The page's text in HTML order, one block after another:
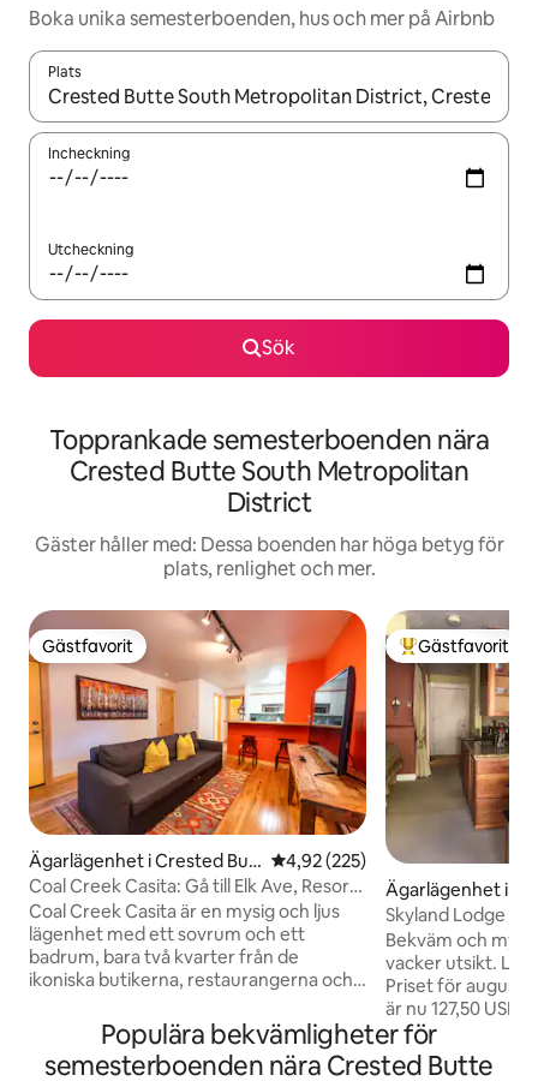
Boka unika semesterboenden, hus och mer på Airbnb
Plats
När resultaten är tillgängliga kan du navigera med upp- och
Incheckning
Utcheckning
Sök
Topprankade semesterboenden nära
Crested Butte South Metropolitan
District
Gäster håller med: Dessa boenden har höga betyg för
plats, renlighet och mer.
Gästfavorit
Gästfavorit
Ägarlägenhet i Crested But
te
4,92 av 5 i genomsnittligt
4,92 (225)
Coal Creek Casita: Gå till Elk Ave, Resort
Shuttle
Coal Creek Casita är en mysig och ljus
lägenhet med ett sovrum och ett
badrum, bara två kvarter från de
ikoniska butikerna, restaurangerna och
nära för att gå överallt, tillräckligt tyst för
att faktiskt sova. Den perfekta
hemmabasen för alla fyra årstider – åk
Populär
Gästfavorit
Ägarlägenhet i
e
Skyland Lodge –
Bekväm och
vacker utsikt. Läs hela beskrivningen----
Priset för augusti
är nu 127,50 USD
vanligt) på grund
Det kommer att
Populära bekvämligheter för
semesterboenden nära Crested Butte